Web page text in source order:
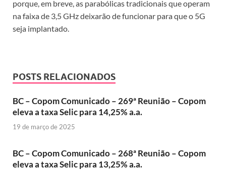
porque, em breve, as parabólicas tradicionais que operam
na faixa de 3,5 GHz deixarão de funcionar para que o 5G
seja implantado.
POSTS RELACIONADOS
BC – Copom Comunicado – 269ª Reunião – Copom
eleva a taxa Selic para 14,25% a.a.
19 de março de 2025
BC – Copom Comunicado – 268ª Reunião – Copom
eleva a taxa Selic para 13,25% a.a.